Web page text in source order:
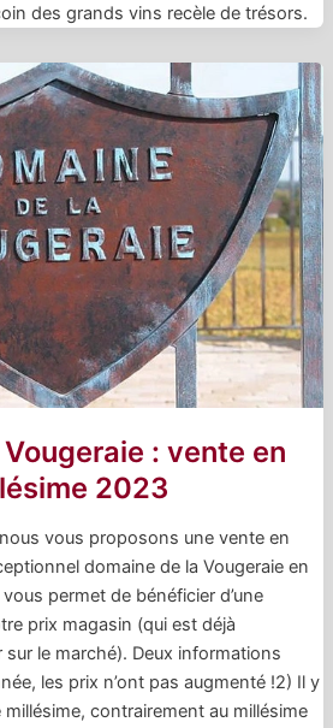
des grands vins recèle de trésors.
: vente en
2023
vous proposons une vente en
domaine de la Vougeraie en
permet de bénéficier d’une
prix magasin (qui est déjà
sur le marché). Deux informations
les prix n’ont pas augmenté !2) Il y
contrairement au millésime